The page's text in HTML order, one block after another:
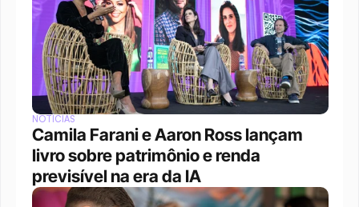
NOTÍCIAS
Camila Farani e Aaron Ross lançam
livro sobre patrimônio e renda
previsível na era da IA